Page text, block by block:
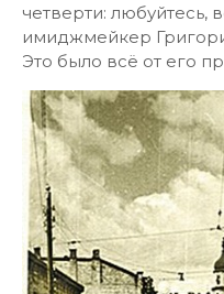
четверти: любуйтесь,
имиджмейкер
Это было всё от его